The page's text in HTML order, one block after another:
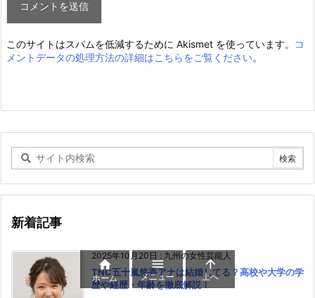
このサイトはスパムを低減するために Akismet を使っています。
コ
メントデータの処理方法の詳細はこちらをご覧ください。
新着記事
2025年10月20日 : 九州の女性芸能人
TNC五十嵐悠香アナは結婚してる？高校や大学の学
歴や経歴・年齢を徹底解説！

ホーム

メニュー

上へ